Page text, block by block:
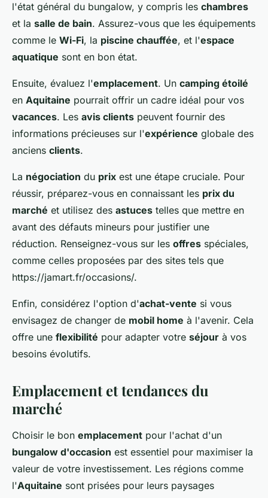
l'état général du bungalow, y compris les chambres
et la salle de bain. Assurez-vous que les équipements
comme le Wi-Fi, la piscine chauffée, et l'espace
aquatique sont en bon état.
Ensuite, évaluez l'emplacement. Un camping étoilé
en Aquitaine pourrait offrir un cadre idéal pour vos
vacances. Les avis clients peuvent fournir des
informations précieuses sur l'expérience globale des
anciens clients.
La négociation du prix est une étape cruciale. Pour
réussir, préparez-vous en connaissant les prix du
marché et utilisez des astuces telles que mettre en
avant des défauts mineurs pour justifier une
réduction. Renseignez-vous sur les offres spéciales,
comme celles proposées par des sites tels que
https://jamart.fr/occasions/.
Enfin, considérez l'option d'achat-vente si vous
envisagez de changer de mobil home à l'avenir. Cela
offre une flexibilité pour adapter votre séjour à vos
besoins évolutifs.
Emplacement et tendances du
marché
Choisir le bon emplacement pour l'achat d'un
bungalow d'occasion est essentiel pour maximiser la
valeur de votre investissement. Les régions comme
l'Aquitaine sont prisées pour leurs paysages